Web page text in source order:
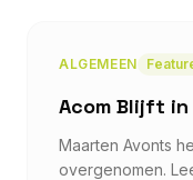
ALGEMEEN
Acom Blijft
Maarten Avonts
overgenomen.